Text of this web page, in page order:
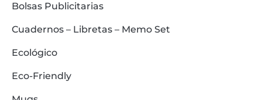
Bolsas Publicitarias
Cuadernos – Libretas – Memo Set
Ecológico
Eco-Friendly